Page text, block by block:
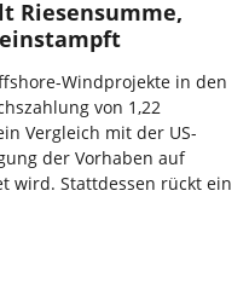
Riesensumme,
Windprojekte in den
von 1,22
Vergleich mit der US-
der Vorhaben auf
wird. Stattdessen rückt ein